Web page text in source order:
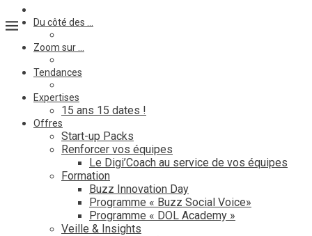
Du côté des …
Zoom sur …
Tendances
Expertises
15 ans 15 dates !
Offres
Start-up Packs
Renforcer vos équipes
Le Digi’Coach au service de vos équipes
Formation
Buzz Innovation Day
Programme « Buzz Social Voice»
Programme « DOL Academy »
Veille & Insights